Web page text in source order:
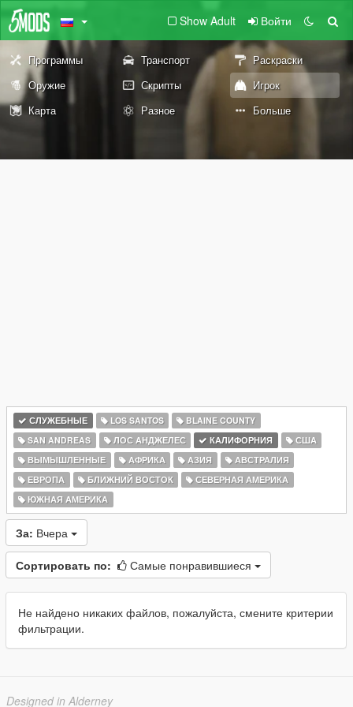
Show Adult Войти
Программы Транспорт
Раскраски
Оружие
Скрипты
Игрок
Карта
Разное Больше
СЛУЖЕБНЫЕ LOS SANTOS
BLAINE COUNTY
SAN ANDREAS
ЛОС АНДЖЕЛЕС КАЛИФОРНИЯ
США
ВЫМЫШЛЕННЫЕ
АФРИКА АЗИЯ
АВСТРАЛИЯ
ЕВРОПА
БЛИЖНИЙ ВОСТОК
СЕВЕРНАЯ АМЕРИКА
ЮЖНАЯ АМЕРИКА
За: Вчера
Сортировать по: Самые понравившиеся
Не найдено никаких файлов, пожалуйста, смените критерии
фильтрации.
Designed in Alderney